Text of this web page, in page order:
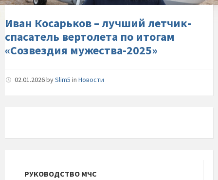
по-
итогам-«Созвездия-
мужества-2025»
Иван Косарьков – лучший летчик-
спасатель вертолета по итогам
«Созвездия мужества-2025»
02.01.2026bySlim5 in Новости
РУКОВОДСТВО МЧС